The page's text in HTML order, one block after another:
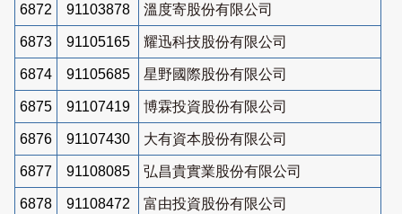
6872 91103878 溫度寄股份有限公司
6873 91105165 耀迅科技股份有限公司
6874 91105685 星野國際股份有限公司
6875 91107419 博霖投資股份有限公司
6876 91107430 大有資本股份有限公司
6877 91108085 弘昌貴實業股份有限公司
6878 91108472 富由投資股份有限公司